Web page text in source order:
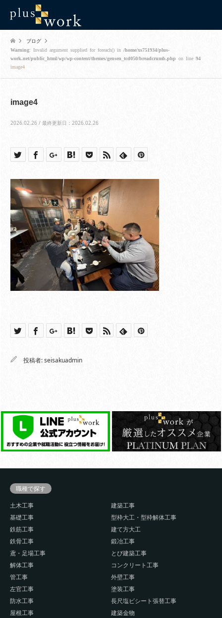
ブログ
Warning: Invalid argument supplied for foreach() in /home/xs751934/plus-
work.net/public_html/wp/wp-content/themes/gensen_tcd050/breadcrumb.php on line 94
image4
image4
2026.02.26 / 最終更新日：2026.02.26
投稿者:seisakuadmin
職種で探す
土木工事
建築工事
基礎工事
型枠大工・型枠解体工事
鉄筋工事
建て方大工
鉄骨工事
鍛冶工事
鳶・足場工事
とび建築工事
解体工事
コンクリート工事
管工事
外壁工事
左官工事
塗装工事
防水工事
長尺塩ビシート張替工事
屋根工事
建築金物